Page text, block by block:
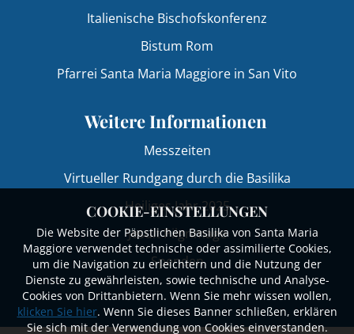
Italienische Bischofskonferenz
Bistum Rom
Pfarrei Santa Maria Maggiore in San Vito
Weitere Informationen
Messzeiten
Virtueller Rundgang durch die Basilika
Heiliges Jahr 2025
Jesuit Pilgrimage
Spenden
COOKIE-EINSTELLUNGEN
Die Website der Päpstlichen Basilika von Santa Maria
Maggiore verwendet technische oder assimilierte Cookies,
um die Navigation zu erleichtern und die Nutzung der
Dienste zu gewährleisten, sowie technische und Analyse-
Cookies von Drittanbietern. Wenn Sie mehr wissen wollen,
klicken Sie hier. Wenn Sie dieses Banner schließen, erklären
Sie sich mit der Verwendung von Cookies einverstanden.